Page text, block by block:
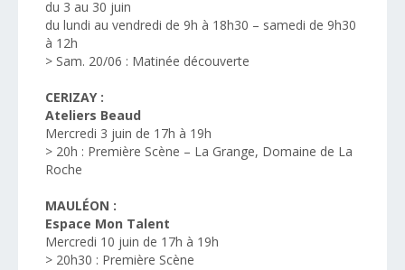
du 3 au 30 juin
du lundi au vendredi de 9h à 18h30 – samedi de 9h30
à 12h
> Sam. 20/06 : Matinée découverte
CERIZAY :
Ateliers Beaud
Mercredi 3 juin de 17h à 19h
> 20h : Première Scène – La Grange, Domaine de La
Roche
MAULÉON :
Espace Mon Talent
Mercredi 10 juin de 17h à 19h
> 20h30 : Première Scène